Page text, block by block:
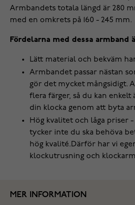
Armbandets totala längd är 280
med en omkrets på 160 - 245 mm.
Fördelarna med dessa armband
Lätt material och bekväm
Armbandet passar nästan
gör det mycket mångsidigt.
flera färger, så du kan enkelt
din klocka genom att byta
Hög kvalitet och låga priser -
tycker inte du ska behöva
hög kvalité.Därför har vi
klockutrusning och
MER INFORMATION